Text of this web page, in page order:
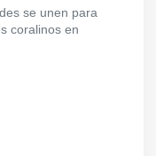
se unen para
coralinos en